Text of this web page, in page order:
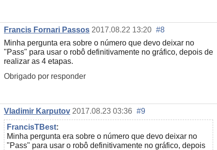
Francis Fornari Passos 2017.08.22 13:20 #8
Minha pergunta era sobre o número que devo deixar no
"Pass" para usar o robô definitivamente no gráfico, depois de
realizar as 4 etapas.
Obrigado por responder
Vladimir Karputov 2017.08.23 03:36 #9
FrancisTBest:
Minha pergunta era sobre o número que devo deixar no
"Pass" para usar o robô definitivamente no gráfico, depois